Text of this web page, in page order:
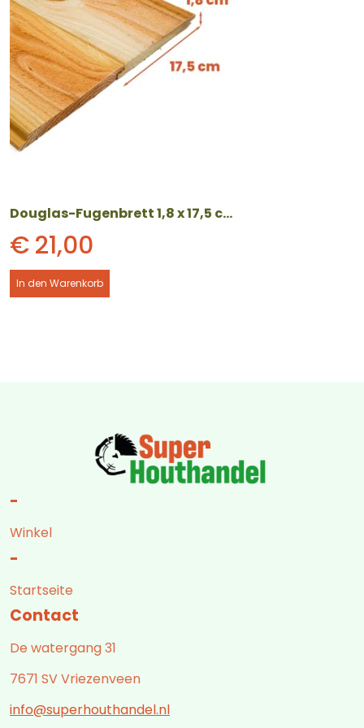
Douglas-Fugenbrett 1,8 x 17,5 cm – verschiedene Längen
€21,00
In den Warenkorb
-
Winkel
-
Startseite
Contact
De watergang 31
7671 SV Vriezenveen
info@superhouthandel.nl